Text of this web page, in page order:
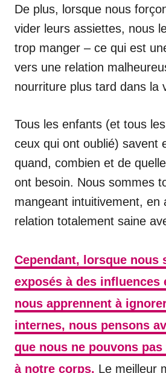
De plus, lorsque nous
vider leurs assiettes, nous
trop manger – ce qui est
vers une relation
nourriture plus tard dans la
Tous les enfants (et tous
ceux qui ont oublié) savent
quand, combien et de
ont besoin. Nous sommes
mangeant intuitivement, en
relation totalement saine
Cependant, lorsque nous
exposés à des influences
nous apprennent à
internes, nous pensons
que nous ne pouvons
à notre corps. Le meilleur